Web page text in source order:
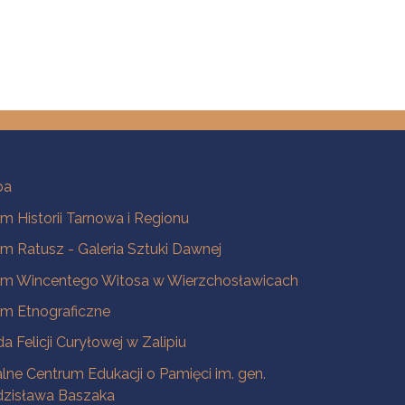
Historii Tarnowa i Regionu
Ratusz - Galeria Sztuki Dawnej
Wincentego Witosa w Wierzchosławicach
Etnograficzne
Felicji Curyłowej w Zalipiu
Centrum Edukacji o Pamięci im. gen.
Baszaka